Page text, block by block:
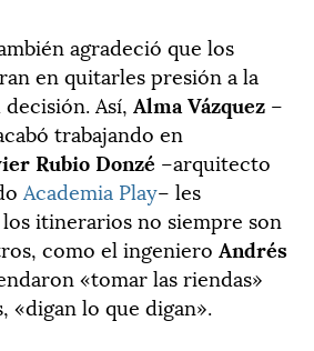
agradeció que los
en quitarles presión a la
Así, Alma Vázquez –
trabajando en
Rubio Donzé –arquitecto
Academia Play– les
itinerarios no siempre son
como el ingeniero Andrés
«tomar las riendas»
«digan lo que digan».